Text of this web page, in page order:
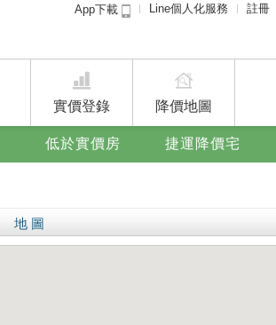
App下載 Line個人化服務 註冊
實價登錄 降價地圖
低於實價房 捷運降價宅
地 圖